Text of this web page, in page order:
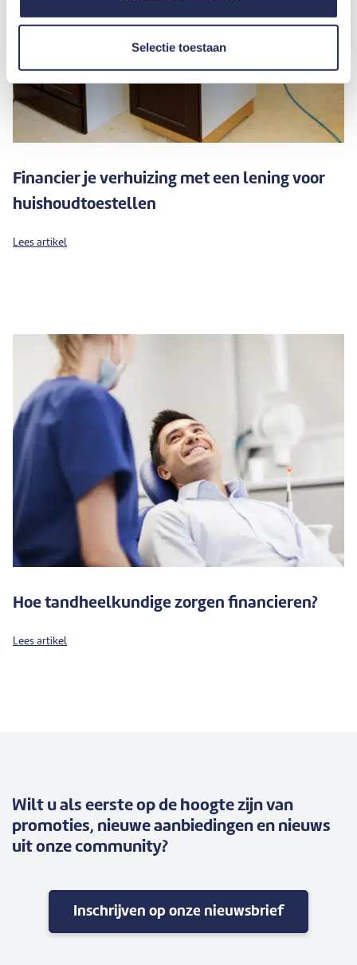
Selectie toestaan
Financier je verhuizing met een lening voor
huishoudtoestellen
Lees artikel
Hoe tandheelkundige zorgen financieren?
Lees artikel
Wilt u als eerste op de hoogte zijn van
promoties, nieuwe aanbiedingen en nieuws
uit onze community?
Inschrijven op onze nieuwsbrief